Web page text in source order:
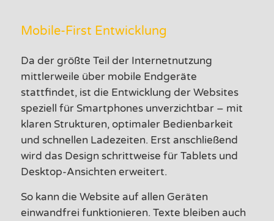
Mobile-First Entwicklung
Da der größte Teil der Internetnutzung
mittlerweile über mobile Endgeräte
stattfindet, ist die Entwicklung der Websites
speziell für Smartphones unverzichtbar – mit
klaren Strukturen, optimaler Bedienbarkeit
und schnellen Ladezeiten. Erst anschließend
wird das Design schrittweise für Tablets und
Desktop-Ansichten erweitert.
So kann die Website auf allen Geräten
einwandfrei funktionieren. Texte bleiben auch